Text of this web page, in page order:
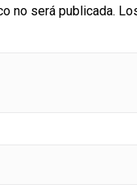
no será publicada.